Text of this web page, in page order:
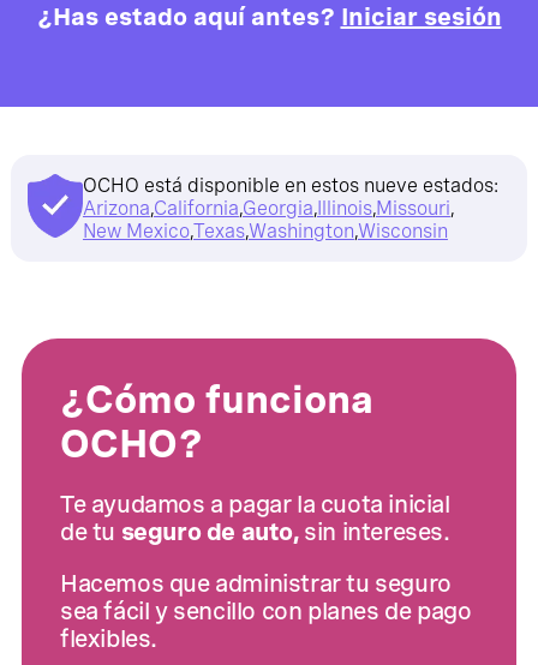
¿Has estado aquí antes? Iniciar sesión
OCHO está disponible en estos nueve estados:
Arizona,California,Georgia,Illinois,Missouri,
New Mexico,Texas,Washington,Wisconsin
¿Cómo funciona
OCHO?
Te ayudamos a pagar la cuota inicial
de tu seguro de auto,sin intereses.
Hacemos que administrar tu seguro
sea fácil y sencillo con planes de pago
flexibles.